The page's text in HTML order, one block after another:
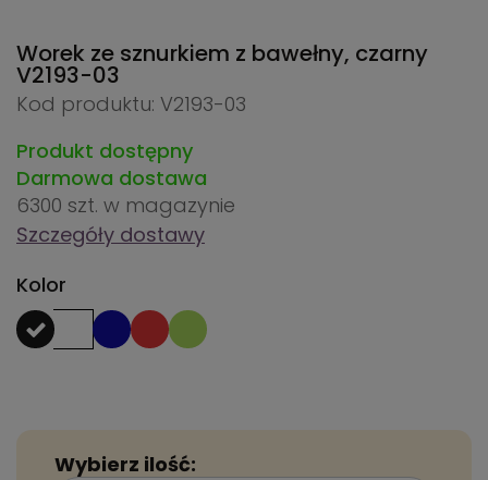
Worek ze sznurkiem z bawełny, czarny
V2193-03
Kod produktu: V2193-03
Produkt dostępny
Darmowa dostawa
6300 szt. w magazynie
Szczegóły dostawy
Kolor
Wybierz ilość: